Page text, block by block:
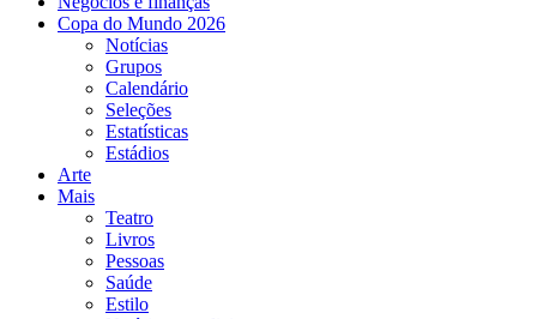
Copa do Mundo 2026
Notícias
Grupos
Calendário
Seleções
Estatísticas
Estádios
Arte
Mais
Teatro
Livros
Pessoas
Saúde
Estilo